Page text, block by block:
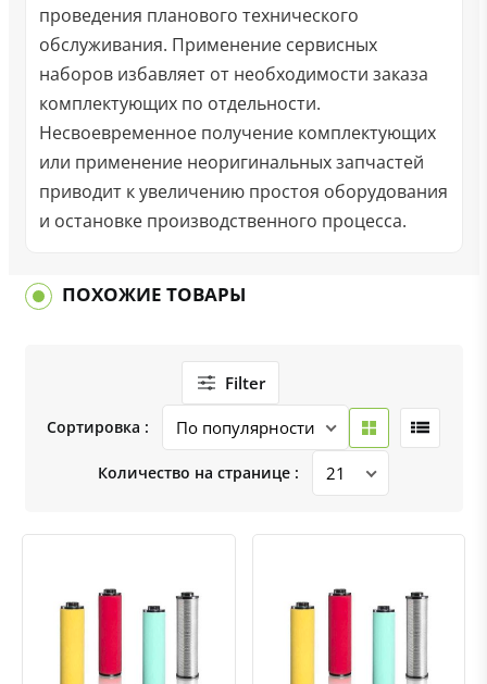
проведения планового технического
обслуживания. Применение сервисных
наборов избавляет от необходимости заказа
комплектующих по отдельности.
Несвоевременное получение комплектующих
или применение неоригинальных запчастей
приводит к увеличению простоя оборудования
и остановке производственного процесса.
ПОХОЖИЕ ТОВАРЫ
Filter
Сортировка :
Количество на странице :
Добавить к сравнению
Добавить в избранное Добавить к сравнению
Добавить в избранное